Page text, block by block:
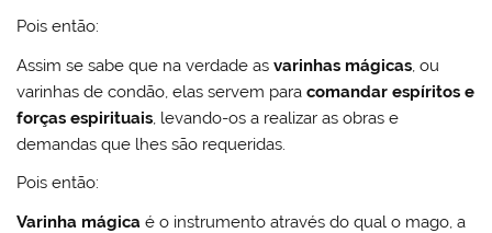
Pois então:
Assim se sabe que na verdade asvarinhas mágicas, ou
varinhas de condão, elas servem paracomandar espíritos e
forças espirituais, levando-os a realizar as obras e
demandas que lhes são requeridas.
Pois então:
Varinha mágica é o instrumento através do qual o mago, a